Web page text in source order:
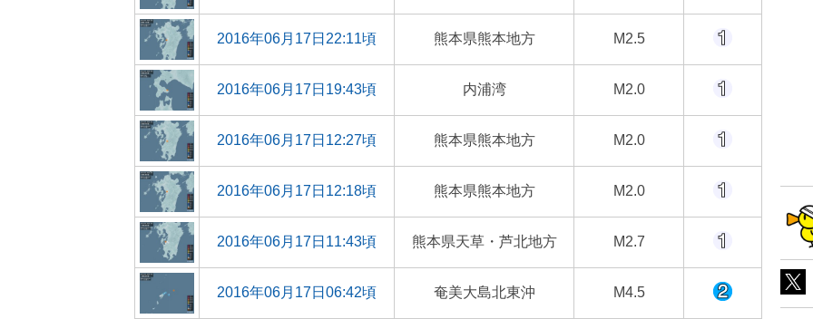
2016年06月17日22:11頃 熊本県熊本地方 M2.5
2016年06月17日19:43頃 内浦湾 M2.0
2016年06月17日12:27頃 熊本県熊本地方 M2.0
2016年06月17日12:18頃 熊本県熊本地方 M2.0
2016年06月17日11:43頃 熊本県天草・芦北地方 M2.7
2016年06月17日06:42頃 奄美大島北東沖 M4.5